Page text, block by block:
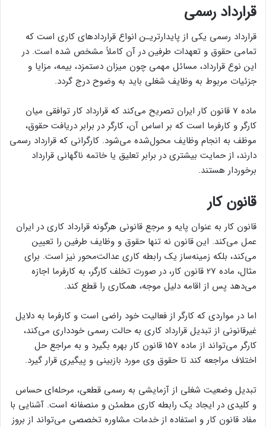
قرارداد رسمی
قرارداد رسمی یکی از پایدارتریـن انواع قراردادهای کاری است که
تمامی حقوق و تعهدات طرفین در آن کاملاً مشخص شده است. در
این نوع قرارداد، مسائل مهمی چون میزان دستمزد، بیمه، مزایا و
جزئیات مربوط به وظایف شغلی باید به وضوح درج گردد.
ماده 7 قانون کار ایران تصریح می‌کند که قرارداد کار توافقی میان
کارگر و کارفرما است که بر اساس آن، کارگر در برابر دریافت حقوق،
موظف به انجام وظایف محول‌شده می‌شود. کارگرانی که قرارداد رسمی
دارند، از حمایت بیشتری در برابر تعلیق یا خاتمه ناگهانی قرارداد
برخوردار هستند.
قانون کار
قانون کار به عنوان پایه و مرجع قانونی هرگونه قرارداد کاری در ایران
عمل می‌کند. این قانون نه تنها حقوق و وظایف طرفین را تعیین
می‌کند، بلکه زمینه‌ساز یک رابطه کاری عدالت‌محور نیز است. برای
مثال، ماده 27 قانون کار، در صورت تخلف کارگر، به کارفرما اجازه
می‌دهد پس از اقامه دلیل موجه، همکاری را قطع کند.
اما در مواردی که کارگر از فعالیت خود راضی است و کارفرما به دلایل
غیرقانونی از تبدیل قرارداد کاری به حالت رسمی خودداری می‌کند،
کارگر می‌تواند از ماده 157 قانون کار بهره بگیرد و به مراجع حل
اختلاف مراجعه کند تا حقوق وی مورد بازبینی و پیگیری قرار گیرد.
تبدیل وضعیت شغلی از آزمایشی به رسمی قطعی، مرحله‌ای حساس
و کلیدی در ایجاد یک رابطه کاری مطمئن و منصفانه است. آشنایی با
مفاد قانون کار و استفاده از خدمات مشاوره تخصصی می‌تواند از بروز